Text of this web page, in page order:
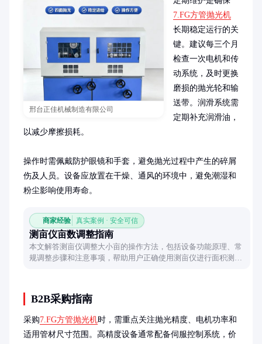
邢台正佳机械制造有限公司
7.FG方管抛光机
长期稳定运行的关
键。建议每三个月
检查一次电机和传
动系统，及时更换
磨损的抛光轮和输
送带。润滑系统需
定期补充润滑油，
以减少摩擦损耗。
操作时需佩戴防护眼镜和手套，避免抛光过程中产生的碎屑
伤及人员。设备应放置在干燥、通风的环境中，避免潮湿和
粉尘影响使用寿命。
商家经验 真实案例 · 安全可信
测亩仪亩数调整指南
本文解答测亩仪调整大小亩的操作方法，包括设备功能原理、常
规调整步骤和注意事项，帮助用户正确使用测亩仪进行面积测
B2B采购指南
采购7.FG方管抛光机时，需重点关注抛光精度、电机功率和
适用管材尺寸范围。高精度设备通常配备伺服控制系统，价